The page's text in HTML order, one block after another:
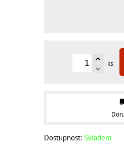
ks
Dostupnost: Skladem